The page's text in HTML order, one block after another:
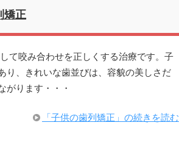
矯正
て咬み合わせを正しくする治療です。子
り、きれいな歯並びは、容貌の美しさだ
がります・・・
「子供の歯列矯正」の続きを読む